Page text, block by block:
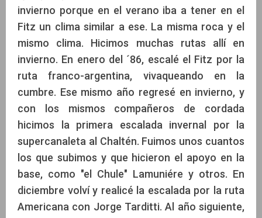
invierno porque en el verano iba a tener en el
Fitz un clima similar a ese. La misma roca y el
mismo clima. Hicimos muchas rutas allí en
invierno. En enero del ´86, escalé el Fitz por la
ruta franco-argentina, vivaqueando en la
cumbre. Ese mismo año regresé en invierno, y
con los mismos compañeros de cordada
hicimos la primera escalada invernal por la
supercanaleta al Chaltén. Fuimos unos cuantos
los que subimos y que hicieron el apoyo en la
base, como "el Chule" Lamuniére y otros. En
diciembre volví y realicé la escalada por la ruta
Americana con Jorge Tarditti. Al año siguiente,